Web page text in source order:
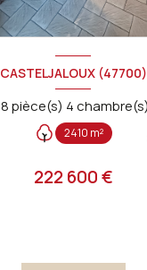
CASTELJALOUX (47700)
2410 m²
222 600 €